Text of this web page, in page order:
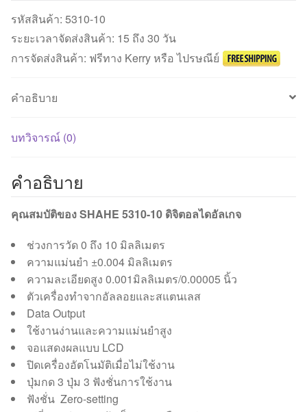
5310-
10
(10mm)
ชิ้น
รหัสสินค้า: 5310-10
ระยะเวลาจัดส่งสินค้า: 15 ถึง 30 วัน
การจัดส่งสินค้า: ฟรีทาง Kerry หรือ ไปรษณีย์
คำอธิบาย
บทวิจารณ์ (0)
คำอธิบาย
คุณสมบัติของ SHAHE 5310-10 ดิจิตอลไดอัลเกจ
ช่วงการวัด 0 ถึง 10 มิลลิเมตร
ความแม่นยำ ±0.004 มิลลิเมตร
ความละเอียดสูง 0.001มิลลิเมตร/0.00005 นิ้ว
ตัวเครื่องทำจากอัลลอยและสแตนเลส
Data Output
ใช้งานง่านและความแม่นยำสูง
จอแสดงผลแบบ LCD
ปิดเครื่องอัตโนมัติเมื่อไม่ใช้งาน
ปุ่มกด 3 ปุ่ม 3 ฟังชั่นการใช้งาน
ฟังชั่น Zero-setting